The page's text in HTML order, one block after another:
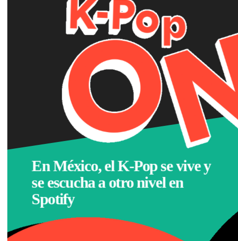
En México, el K-Pop se vive y
se escucha a otro nivel en
Spotify